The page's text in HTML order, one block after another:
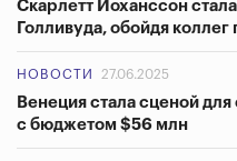
Скарлетт Йоханссон
Голливуда, обойдя
НОВОСТИ 27.06.2025
Венеция стала сценой
с бюджетом $56 млн